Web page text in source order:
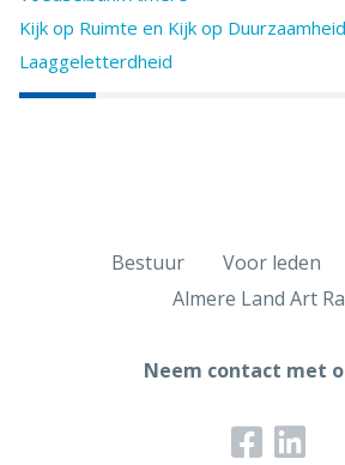
Kijk op Ruimte en Kijk op Duurzaamheid
Laaggeletterdheid
Bestuur Voor leden
Almere Land Art
Neem contact met